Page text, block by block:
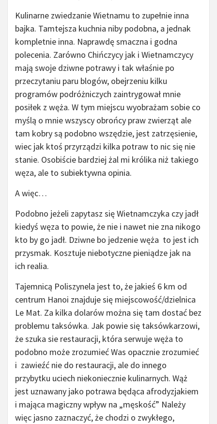
Kulinarne zwiedzanie Wietnamu to zupełnie inna
bajka. Tamtejsza kuchnia niby podobna, a jednak
kompletnie inna. Naprawdę smaczna i godna
polecenia. Zarówno Chińczycy jak i Wietnamczycy
mają swoje dziwne potrawy i tak właśnie po
przeczytaniu paru blogów, obejrzeniu kilku
programów podróżniczych zaintrygował mnie
posiłek z węża. W tym miejscu wyobrażam sobie co
myślą o mnie wszyscy obrońcy praw zwierząt ale
tam kobry są podobno wszędzie, jest zatrzęsienie,
wiec jak ktoś przyrządzi kilka potraw to nic się nie
stanie. Osobiście bardziej żal mi królika niż takiego
węza, ale to subiektywna opinia.
A więc…
Podobno jeżeli zapytasz się Wietnamczyka czy jadł
kiedyś węza to powie, że nie i nawet nie zna nikogo
kto by go jadł. Dziwne bo jedzenie węża to jest ich
przysmak. Kosztuje niebotyczne pieniądze jak na
ich realia.
Tajemnicą Poliszynela jest to, że jakieś 6 km od
centrum Hanoi znajduje się miejscowość/dzielnica
Le Mat. Za kilka dolarów można się tam dostać bez
problemu taksówka. Jak powie się taksówkarzowi,
że szuka sie restauracji, która serwuje węża to
podobno może zrozumieć Was opacznie zrozumieć
i zawieźć nie do restauracji, ale do innego
przybytku uciech niekoniecznie kulinarnych. Wąż
jest uznawany jako potrawa będąca afrodyzjakiem
i mająca magiczny wpływ na „męskość” Należy
więc jasno zaznaczyć, że chodzi o zwykłego,